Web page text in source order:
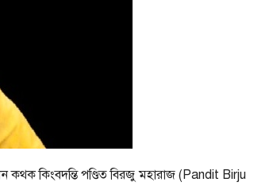
কথক কিংবদন্তি পণ্ডিত বিরজু মহারাজ (Pandit Birju